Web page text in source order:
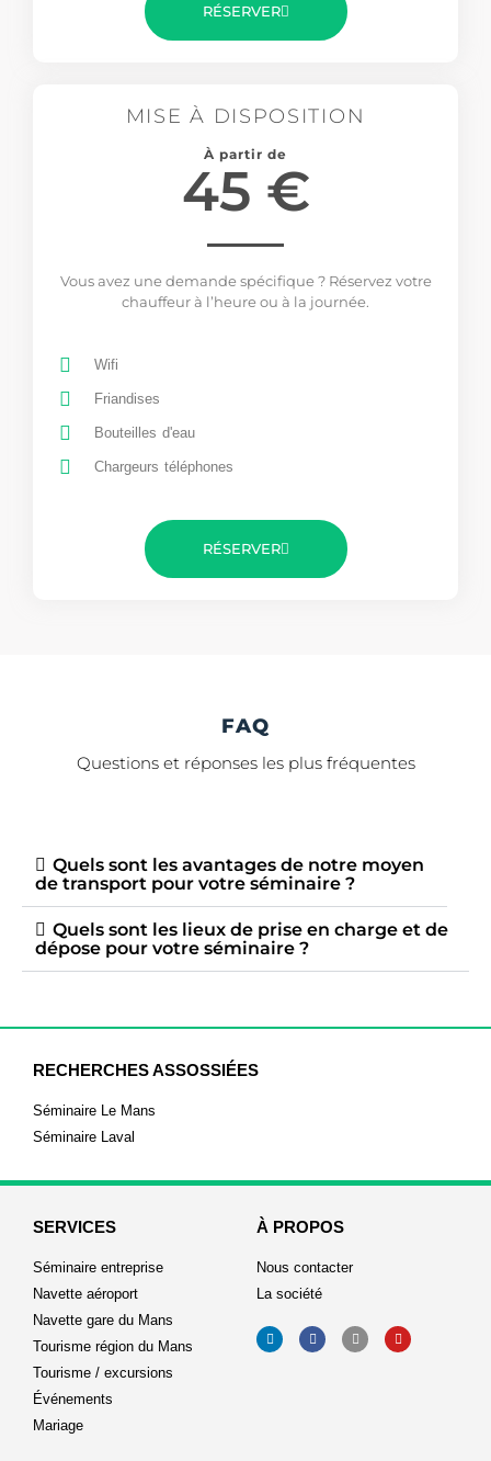
RÉSERVER
MISE À DISPOSITION
À partir de
45 €
Vous avez une demande spécifique ? Réservez votre
chauffeur à l’heure ou à la journée.
Wifi
Friandises
Bouteilles d'eau
Chargeurs téléphones
RÉSERVER
FAQ
Questions et réponses les plus fréquentes
Quels sont les avantages de notre moyen
de transport pour votre séminaire ?
Quels sont les lieux de prise en charge et de
dépose pour votre séminaire ?
RECHERCHES ASSOSSIÉES
Séminaire Le Mans
Séminaire Laval
SERVICES
Séminaire entreprise
Navette aéroport
Navette gare du Mans
Tourisme région du Mans
Tourisme / excursions
Événements
Mariage
À PROPOS
Nous contacter
La société